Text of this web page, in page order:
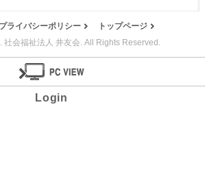
プライバシーポリシー
トップページ
会福祉法人 井友会. All Rights Reserved.
Login